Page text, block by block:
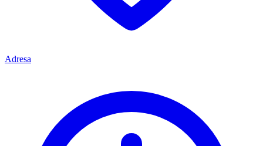
Adresa